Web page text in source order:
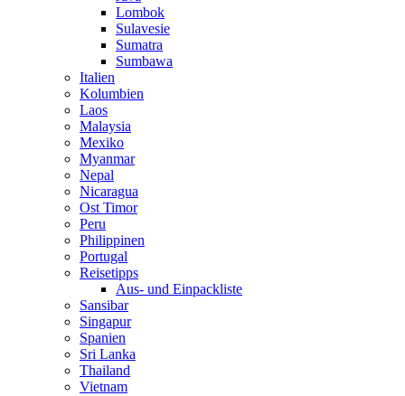
Lombok
Sulavesie
Sumatra
Sumbawa
Italien
Kolumbien
Laos
Malaysia
Mexiko
Myanmar
Nepal
Nicaragua
Ost Timor
Peru
Philippinen
Portugal
Reisetipps
Aus- und Einpackliste
Sansibar
Singapur
Spanien
Sri Lanka
Thailand
Vietnam